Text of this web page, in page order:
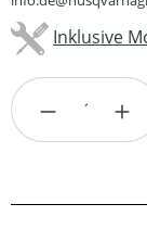
Inklusive
Produkt